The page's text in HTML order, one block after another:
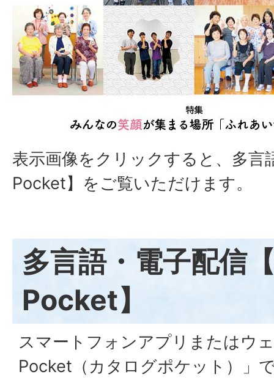
表示画像をクリックすると、多言
Pocket】をご覧いただけます。
多言語・電子配信
Pocket】
スマートフォンアプリまたはウ
Pocket（カタログポケット）」